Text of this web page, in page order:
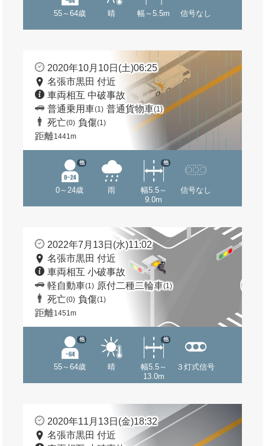
55～64歳 晴 幅～5.5m 信号なし
2020年10月10日(土)06:25
名張市黒田 付近
車両相互 中破事故
普通乗用車(1) 普通貨物車(1)
死亡(0) 負傷(1)
距離1441m
0～24歳
他
雨
幅5.5～
9.0m
他
信号なし
2022年7月13日(水)11:02
名張市黒田 付近
車両相互 小破事故
軽自動車(1) 原付二種二輪車(1)
死亡(0) 負傷(1)
距離1451m
55～64歳
他
晴
幅5.5～
13.0m
他
３灯式信号
2020年11月13日(金)18:32
名張市黒田 付近